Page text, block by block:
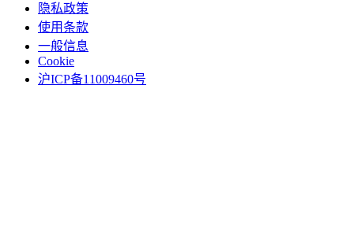
隐私政策
使用条款
一般信息
Cookie
沪ICP备11009460号